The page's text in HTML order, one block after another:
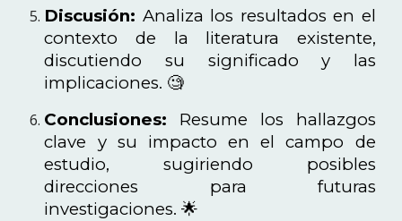
Discusión: Analiza los resultados en el
contexto de la literatura existente,
discutiendo su significado y las
implicaciones. 🧐
Conclusiones: Resume los hallazgos
clave y su impacto en el campo de
estudio, sugiriendo posibles
direcciones para futuras
investigaciones. 🌟